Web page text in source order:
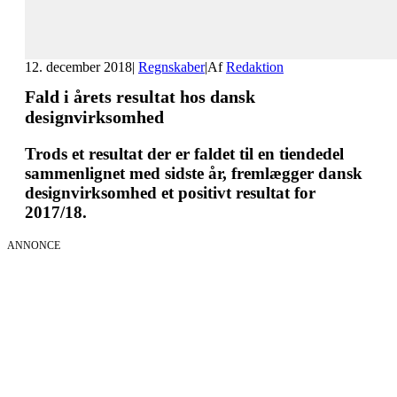
12. december 2018| Regnskaber|AfRedaktion
Fald i årets resultat hos dansk
designvirksomhed
Trods et resultat der er faldet til en tiendedel
sammenlignet med sidste år, fremlægger dansk
designvirksomhed et positivt resultat for
2017/18.
ANNONCE